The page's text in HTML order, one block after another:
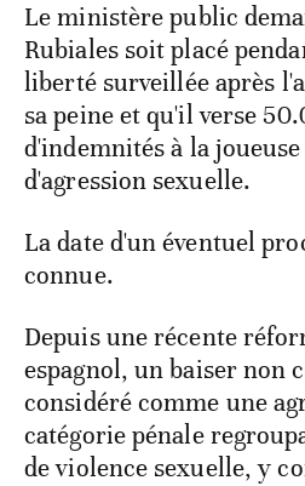
Le ministère public
Rubiales soit placé
liberté surveillée après
sa peine et qu'il verse
d'indemnités à la
d'agression sexuelle.
La date d'un éventuel
connue.
Depuis une récente
espagnol, un baiser non
considéré comme une
catégorie pénale
de violence sexuelle, y